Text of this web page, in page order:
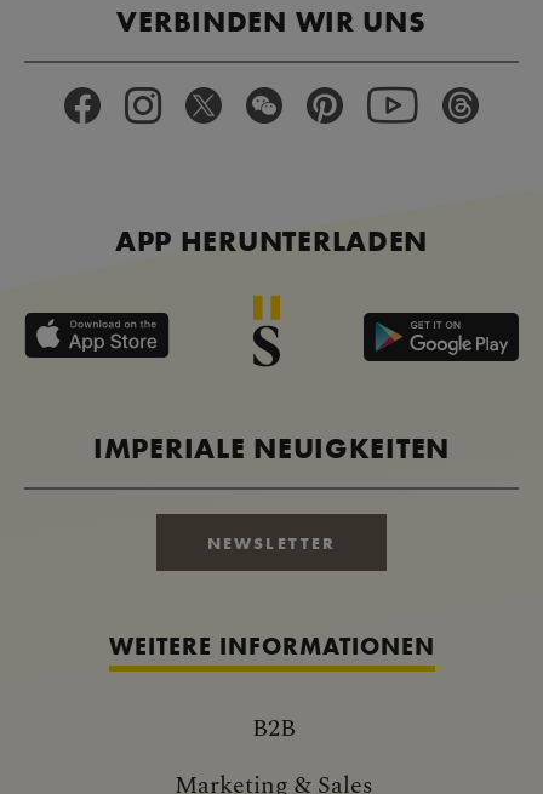
VERBINDEN WIR UNS
APP HERUNTERLADEN
IMPERIALE NEUIGKEITEN
NEWSLETTER
WEITERE INFORMATIONEN
B2B
Marketing & Sales